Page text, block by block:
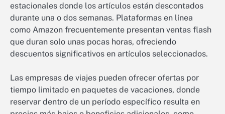
estacionales donde los artículos están descontados
durante una o dos semanas. Plataformas en línea
como Amazon frecuentemente presentan ventas flash
que duran solo unas pocas horas, ofreciendo
descuentos significativos en artículos seleccionados.
Las empresas de viajes pueden ofrecer ofertas por
tiempo limitado en paquetes de vacaciones, donde
reservar dentro de un período específico resulta en